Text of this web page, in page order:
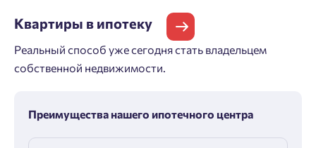
Квартиры в ипотеку
Реальный способ уже сегодня стать владельцем
собственной недвижимости.
Преимущества нашего ипотечного центра